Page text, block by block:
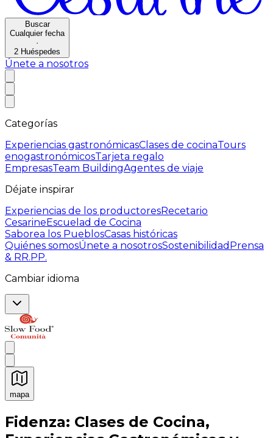
Buscar
Cualquier fecha
·
2 Huéspedes
Únete a nosotros
Categorías
Experiencias gastronómicasClases de cocinaTours
enogastronómicosTarjeta regalo
EmpresasTeam BuildingAgentes de viaje
Déjate inspirar
Experiencias de los productoresRecetario
CesarineEscuelad de Cocina
Saborea los PueblosCasas históricas
Quiénes somosÚnete a nosotrosSostenibilidad Prensa
& RR.PP.
Cambiar idioma
mapa
Experiencias culinarias inolvidables: Experiencias
Fidenza: Clases de Cocina,